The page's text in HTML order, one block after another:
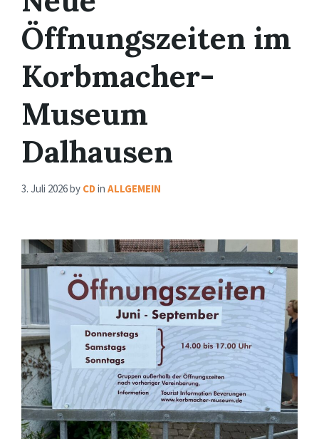
Öffnungszeiten im
Korbmacher-
Museum
Dalhausen
3. Juli 2026by CDin ALLGEMEIN